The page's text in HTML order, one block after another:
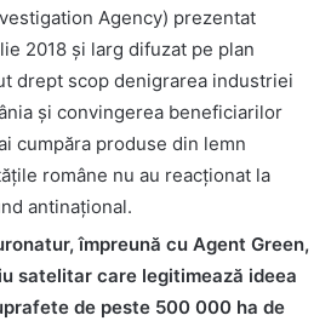
Agency) prezentat
2018 și larg difuzat pe plan
drept scop denigrarea industriei
şi convingerea beneficiarilor
cumpăra produse din lemn
române nu au reacționat la
antinațional.
împreună cu Agent Green,
satelitar care legitimează ideea
de peste 500 000 ha de